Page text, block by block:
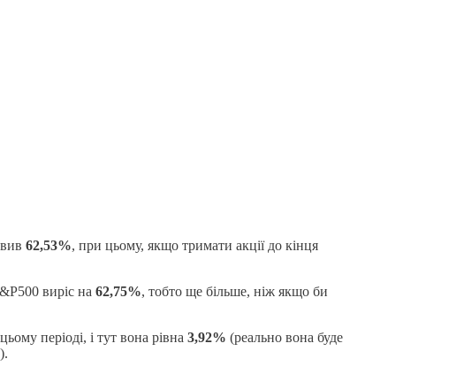
62,53%, при цьому, якщо тримати акції до кінця
виріс на 62,75%, тобто ще більше, ніж якщо би
періоді, і тут вона рівна 3,92% (реально вона буде